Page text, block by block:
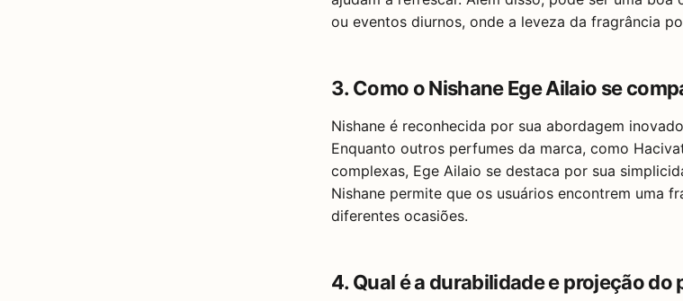
ou eventos diurnos, onde a leveza da fragrância
3. Como o Nishane Ege Ailaio se
Nishane é reconhecida por sua abordagem
Enquanto outros perfumes da marca, como
complexas, Ege Ailaio se destaca por sua
Nishane permite que os usuários encontrem uma
diferentes ocasiões.
4. Qual é a durabilidade e projeção do